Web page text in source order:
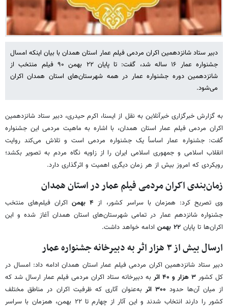
دبیر ستاد شانزدهمین اکران مردمی فیلم عمار استان همدان با بیان اینکه امسال
جشنواره عمار ۱۶ ساله شد، گفت: تا پایان ۲۲ بهمن ۹۰ فیلم منتخب از
شانزدهمین دوره جشنواره عمار در همه شهرستان‌های استان همدان اکران
می‌شود.
به گزارش خبرگزاری خبرآنلاین به نقل از ایسنا، اکرم حیدری، دبیر ستاد شانزدهمین
اکران مردمی فیلم عمار استان همدان، با اشاره به ماهیت مردمی این جشنواره
گفت: جشنواره عمار اساساً یک جشنواره مردمی است و تلاش می‌کند روایت
انقلاب اسلامی و جمهوری اسلامی ایران را از زاویه نگاه مردم به تصویر بکشد؛
رویکردی که امروز بیش از هر زمان دیگری اهمیت و اثرگذاری دارد.
زمان‌بندی اکران مردمی فیلم عمار در استان همدان
وی تصریح کرد: همزمان با سراسر کشور، از ۴ بهمن
اکران فیلم‌های منتخب
جشنواره شانزدهم عمار در تمامی شهرستان‌های استان همدان آغاز شده و این
اکران‌ها تا پایان ۲۲ بهمن ادامه خواهد داشت.
ارسال بیش از ۳ هزار اثر به دبیرخانه جشنواره عمار
دبیر ستاد شانزدهمین اکران مردمی فیلم عمار استان همدان ادامه داد: امسال در
کل کشور ۳ هزار و ۴۰ اثر
به دبیرخانه ستاد اکران مردمی فیلم عمار ارسال شد که
از میان آن‌ها حدود ۳۰۰ اثر
به‌عنوان آثاری که ظرفیت اکران در مناطق مختلف
کشور را دارند انتخاب شدند و این آثار از چهارم تا ۲۲ بهمن، همزمان با سراسر